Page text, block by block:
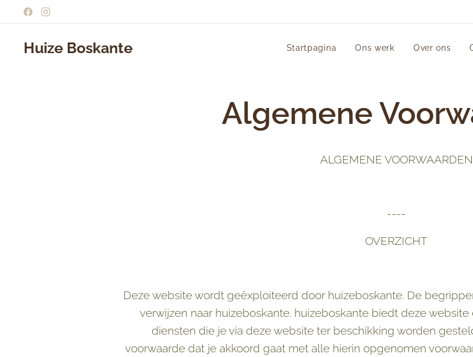
Huize Boskante Startpagina Ons werk Over ons
Algemene
ALGEMENE VOORWAARDEN
----
OVERZICHT
Deze website wordt geëxploiteerd door huizeboskante. De
verwijzen naar huizeboskante. huizeboskante biedt deze
diensten die je via deze website ter beschikking worden
voorwaarde dat je akkoord gaat met alle hierin opgenomen